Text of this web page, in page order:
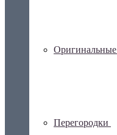
Оригинальные
Перегородки